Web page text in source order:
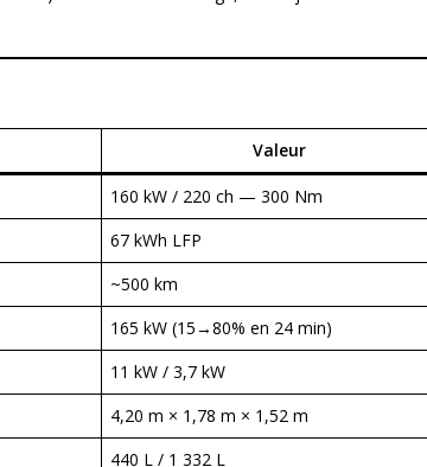
Valeur
160 kW / 220 ch — 300 Nm
67 kWh LFP
~500 km
165 kW (15→80% en 24 min)
11 kW / 3,7 kW
4,20 m × 1,78 m × 1,52 m
440 L / 1 332 L